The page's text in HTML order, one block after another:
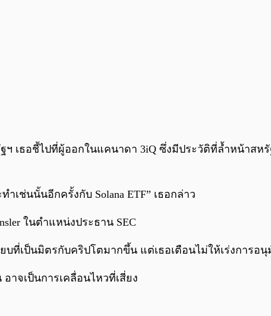
ฯ เธอชี้ไปที่ผู้ออกในแคนาดา 3iQ ซึ่งมีประวัติที่ล้ำหน้าสห
เช่นนั้นอีกครั้งกับ Solana ETF” เธอกล่าว
ในตำแหน่งประธาน SEC
ที่เป็นมิตรกับคริปโตมากขึ้น แต่เธอเตือนไม่ให้เร่งการอนุ
าจเป็นการเคลื่อนไหวที่เสี่ยง